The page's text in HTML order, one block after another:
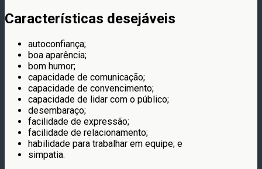
Características desejáveis
autoconfiança;
boa aparência;
bom humor;
capacidade de comunicação;
capacidade de convencimento;
capacidade de lidar com o público;
desembaraço;
facilidade de expressão;
facilidade de relacionamento;
habilidade para trabalhar em equipe; e
simpatia.